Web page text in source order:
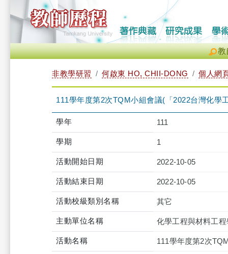
教
非教學研習 何啟東 HO, CHII-DONG 個人網
111學年度第2次TQM小組會議(「2022台灣化學
學年 111
學期 1
活動開始日期 2022-10-05
活動結束日期 2022-10-05
活動校級類別名稱 其它
主動單位名稱 化學工程與材料工程
活動名稱 111學年度第2次